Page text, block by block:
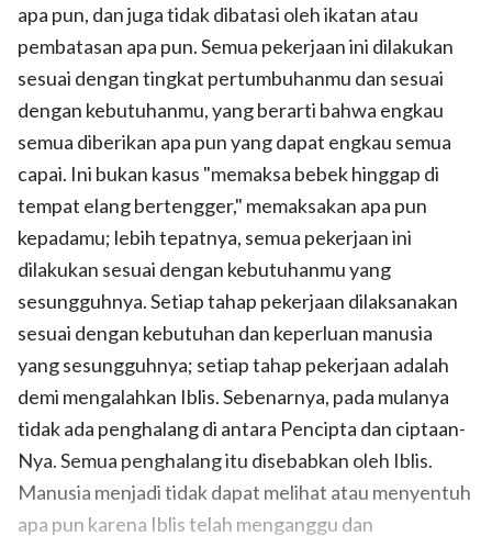
apa pun, dan juga tidak dibatasi oleh ikatan atau
pembatasan apa pun. Semua pekerjaan ini dilakukan
sesuai dengan tingkat pertumbuhanmu dan sesuai
dengan kebutuhanmu, yang berarti bahwa engkau
semua diberikan apa pun yang dapat engkau semua
capai. Ini bukan kasus "memaksa bebek hinggap di
tempat elang bertengger," memaksakan apa pun
kepadamu; lebih tepatnya, semua pekerjaan ini
dilakukan sesuai dengan kebutuhanmu yang
sesungguhnya. Setiap tahap pekerjaan dilaksanakan
sesuai dengan kebutuhan dan keperluan manusia
yang sesungguhnya; setiap tahap pekerjaan adalah
demi mengalahkan Iblis. Sebenarnya, pada mulanya
tidak ada penghalang di antara Pencipta dan ciptaan-
Nya. Semua penghalang itu disebabkan oleh Iblis.
Manusia menjadi tidak dapat melihat atau menyentuh
apa pun karena Iblis telah menganggu dan